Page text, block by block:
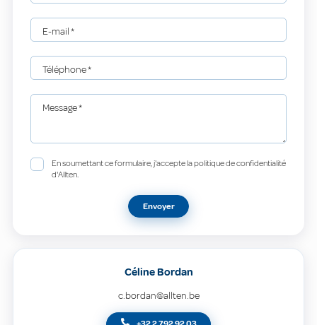
E-mail*
Téléphone*
Message*
En soumettant ce formulaire, j'accepte la politique de confidentialité
d'Allten.
Envoyer
Céline Bordan
c.bordan@allten.be